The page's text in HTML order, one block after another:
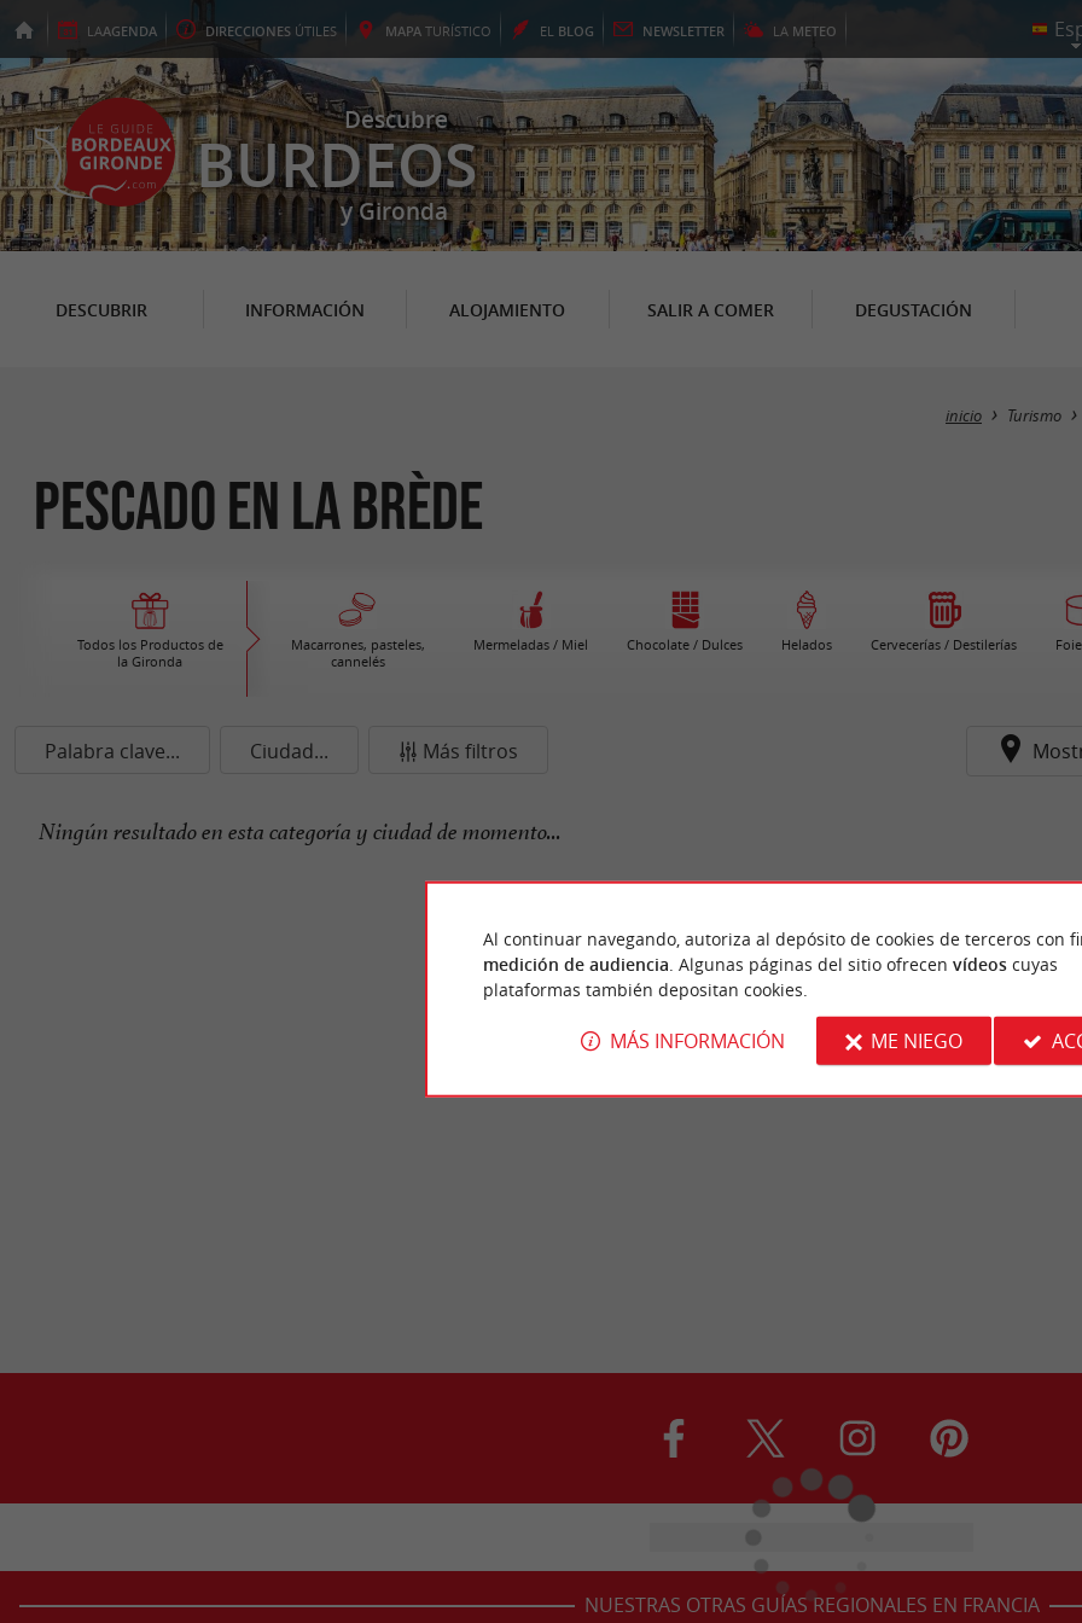
LAAGENDA DIRECCIONES ÚTILES MAPA TURÍSTICO EL BLOG NEWSLETTER LA METEO
Descubre
BURDEOS
y Gironda
DESCUBRIR INFORMACIÓN ALOJAMIENTO SALIR A COMER DEGUSTACIÓN
inicio Turismo
Pescado en La Brède
Todos los Productos de
la Gironda
Macarrones, pasteles,
cannelés
Mermeladas / Miel Chocolate / Dulces Helados Cervecerías / Destilerías
Palabra clave... Ciudad... Más filtros
Ningún resultado en esta categoría y ciudad de momento...
NUESTRAS OTRAS GUÍAS REGIONALES EN FRANCIA
Al continuar navegando, autoriza al depósito de cookies de terceros con
medición de audiencia . Algunas páginas del sitio ofrecen vídeoscuyas
plataformas también depositan cookies.
MÁS INFORMACIÓN ME NIEGO